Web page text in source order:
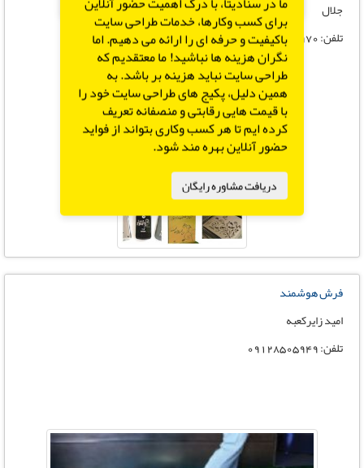
جلال
تلفن: 09197777970
فرش هوشمند
امید زایرکعبه
تلفن: 09128505949
برای کسب وکارها، خدمات طراحی سایت
باکیفیت و حرفه ای را ارائه می دهیم. اما
نگران هزینه ها نباشید! ما معتقدیم که
طراحی سایت نباید هزینه بر باشد. به
همین دلیل، پکیج های طراحی سایت خود را
با قیمت هایی رقابتی و منصفانه تعریف
کرده ایم تا هر کسب وکاری بتواند از فواید
حضور آنلاین بهره مند شود.
دریافت مشاوره رایگان